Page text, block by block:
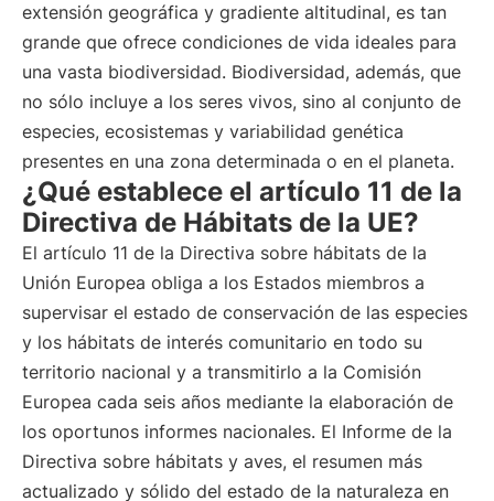
extensión geográfica y gradiente altitudinal, es tan
grande que ofrece condiciones de vida ideales para
una vasta biodiversidad. Biodiversidad, además, que
no sólo incluye a los seres vivos, sino al conjunto de
especies, ecosistemas y variabilidad genética
presentes en una zona determinada o en el planeta.
¿Qué establece el artículo 11 de la
Directiva de Hábitats de la UE?
El artículo 11 de la Directiva sobre hábitats de la
Unión Europea obliga a los Estados miembros a
supervisar el estado de conservación de las especies
y los hábitats de interés comunitario en todo su
territorio nacional y a transmitirlo a la Comisión
Europea cada seis años mediante la elaboración de
los oportunos informes nacionales. El Informe de la
Directiva sobre hábitats y aves, el resumen más
actualizado y sólido del estado de la naturaleza en